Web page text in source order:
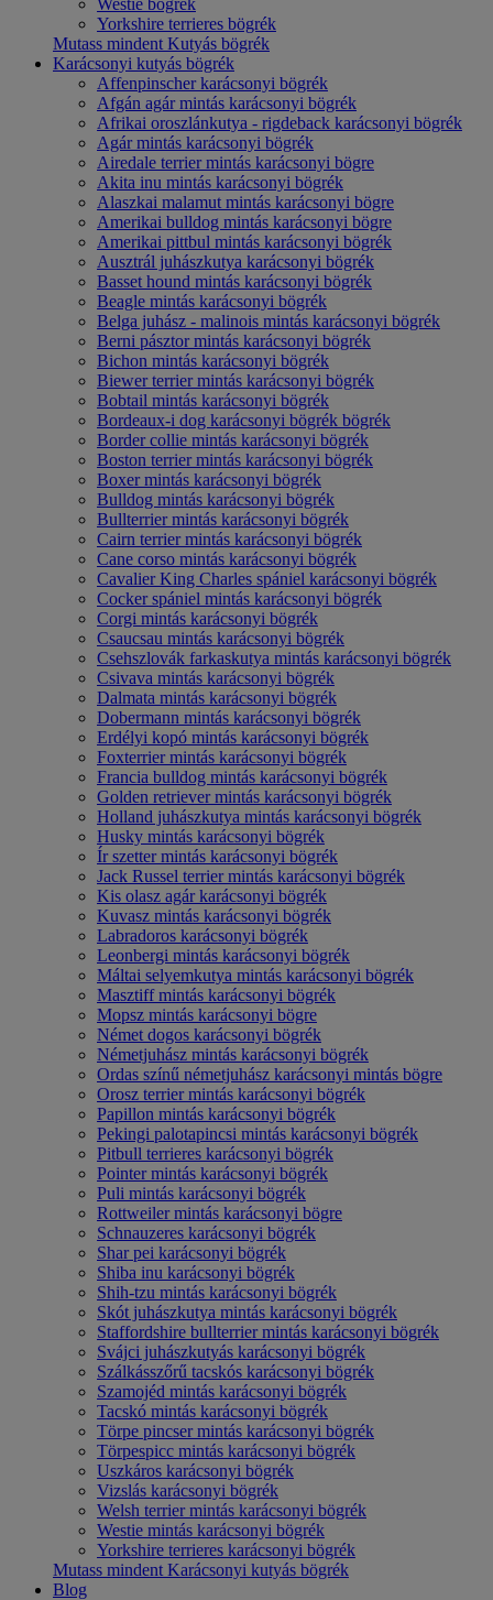
Westie bögrék
Yorkshire terrieres bögrék
Mutass mindent Kutyás bögrék
Karácsonyi kutyás bögrék
Affenpinscher karácsonyi bögrék
Afgán agár mintás karácsonyi bögrék
Afrikai oroszlánkutya - rigdeback karácsonyi bögrék
Agár mintás karácsonyi bögrék
Airedale terrier mintás karácsonyi bögre
Akita inu mintás karácsonyi bögrék
Alaszkai malamut mintás karácsonyi bögre
Amerikai bulldog mintás karácsonyi bögre
Amerikai pittbul mintás karácsonyi bögrék
Ausztrál juhászkutya karácsonyi bögrék
Basset hound mintás karácsonyi bögrék
Beagle mintás karácsonyi bögrék
Belga juhász - malinois mintás karácsonyi bögrék
Berni pásztor mintás karácsonyi bögrék
Bichon mintás karácsonyi bögrék
Biewer terrier mintás karácsonyi bögrék
Bobtail mintás karácsonyi bögrék
Bordeaux-i dog karácsonyi bögrék bögrék
Border collie mintás karácsonyi bögrék
Boston terrier mintás karácsonyi bögrék
Boxer mintás karácsonyi bögrék
Bulldog mintás karácsonyi bögrék
Bullterrier mintás karácsonyi bögrék
Cairn terrier mintás karácsonyi bögrék
Cane corso mintás karácsonyi bögrék
Cavalier King Charles spániel karácsonyi bögrék
Cocker spániel mintás karácsonyi bögrék
Corgi mintás karácsonyi bögrék
Csaucsau mintás karácsonyi bögrék
Csehszlovák farkaskutya mintás karácsonyi bögrék
Csivava mintás karácsonyi bögrék
Dalmata mintás karácsonyi bögrék
Dobermann mintás karácsonyi bögrék
Erdélyi kopó mintás karácsonyi bögrék
Foxterrier mintás karácsonyi bögrék
Francia bulldog mintás karácsonyi bögrék
Golden retriever mintás karácsonyi bögrék
Holland juhászkutya mintás karácsonyi bögrék
Husky mintás karácsonyi bögrék
Ír szetter mintás karácsonyi bögrék
Jack Russel terrier mintás karácsonyi bögrék
Kis olasz agár karácsonyi bögrék
Kuvasz mintás karácsonyi bögrék
Labradoros karácsonyi bögrék
Leonbergi mintás karácsonyi bögrék
Máltai selyemkutya mintás karácsonyi bögrék
Masztiff mintás karácsonyi bögrék
Mopsz mintás karácsonyi bögre
Német dogos karácsonyi bögrék
Németjuhász mintás karácsonyi bögrék
Ordas színű németjuhász karácsonyi mintás bögre
Orosz terrier mintás karácsonyi bögrék
Papillon mintás karácsonyi bögrék
Pekingi palotapincsi mintás karácsonyi bögrék
Pitbull terrieres karácsonyi bögrék
Pointer mintás karácsonyi bögrék
Puli mintás karácsonyi bögrék
Rottweiler mintás karácsonyi bögre
Schnauzeres karácsonyi bögrék
Shar pei karácsonyi bögrék
Shiba inu karácsonyi bögrék
Shih-tzu mintás karácsonyi bögrék
Skót juhászkutya mintás karácsonyi bögrék
Staffordshire bullterrier mintás karácsonyi bögrék
Svájci juhászkutyás karácsonyi bögrék
Szálkásszőrű tacskós karácsonyi bögrék
Szamojéd mintás karácsonyi bögrék
Tacskó mintás karácsonyi bögrék
Törpe pincser mintás karácsonyi bögrék
Törpespicc mintás karácsonyi bögrék
Uszkáros karácsonyi bögrék
Vizslás karácsonyi bögrék
Welsh terrier mintás karácsonyi bögrék
Westie mintás karácsonyi bögrék
Yorkshire terrieres karácsonyi bögrék
Mutass mindent Karácsonyi kutyás bögrék
Blog